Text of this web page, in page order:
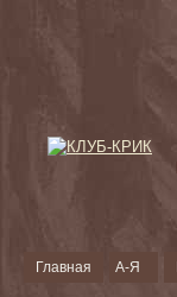
Главная А-Я